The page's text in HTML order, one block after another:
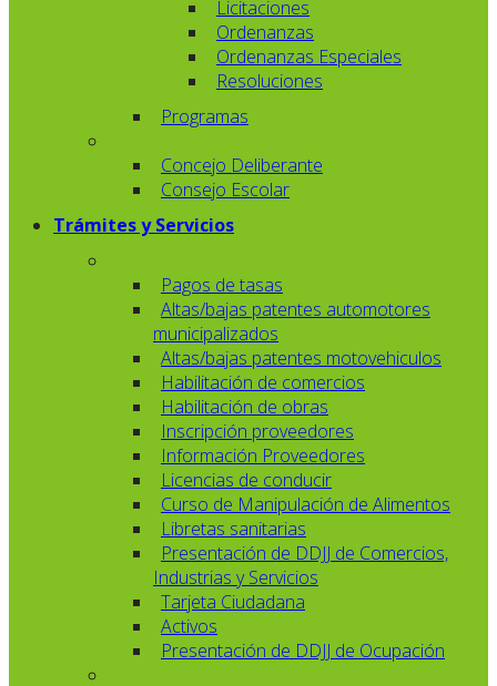
Licitaciones
Ordenanzas
Ordenanzas Especiales
Resoluciones
Programas
Concejo Deliberante
Consejo Escolar
Trámites y Servicios
Pagos de tasas
Altas/bajas patentes automotores
municipalizados
Altas/bajas patentes motovehiculos
Habilitación de comercios
Habilitación de obras
Inscripción proveedores
Información Proveedores
Licencias de conducir
Curso de Manipulación de Alimentos
Libretas sanitarias
Presentación de DDJJ de Comercios,
Industrias y Servicios
Tarjeta Ciudadana
Activos
Presentación de DDJJ de Ocupación